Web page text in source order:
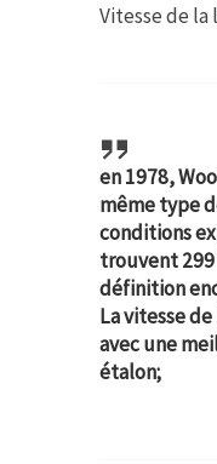
Vitesse de la
en 1978,
même type
conditions
trouvent 299
définition
La vitesse
avec une
étalon;